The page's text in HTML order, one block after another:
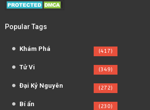
Popular Tags
Khám Phá (417)
Tử Vi (349)
Đại Kỷ Nguyên (272)
Bí ẩn (230)